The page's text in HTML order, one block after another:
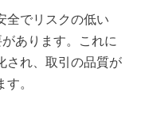
全でリスクの低い
あります。これに
され、取引の品質が
。